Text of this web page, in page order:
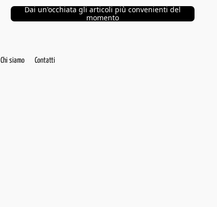
Dai un'occhiata gli articoli più convenienti del
momento
Chi siamo Contatti